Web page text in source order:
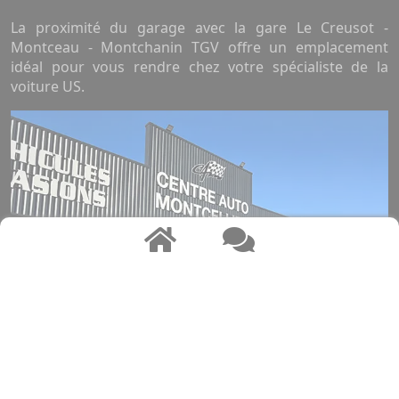
La proximité du garage avec la gare Le Creusot -
Montceau - Montchanin TGV offre un emplacement
idéal pour vous rendre chez votre spécialiste de la
voiture US.